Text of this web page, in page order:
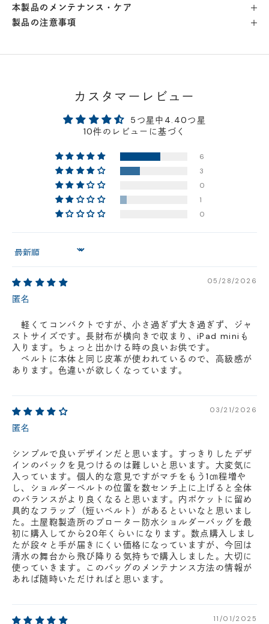
横浜店- 在庫 -
軽井澤工房店- 在庫 -△
- 在庫 - △
- 在庫 -△
- 在庫 -△
- 在庫 -△
福岡店- 在庫 -×
店舗に在庫がある場合、お支払金額が合計300,000
円(税込)以下の場合、代引きでのご配送も可能です。
新製品については販売開始日より取扱いとなります。
※在庫ありの表示の際にも売り切れや他のお客様の取り置きの場合がご
ざいます。
※在庫状況は随時変動しているため、ご来店時に売り切れの場合がござ
います。
※新製品については、在庫表示が発売開始日までに変動する場合がござ
合わせください。
本製品のメンテナンス・ケア
製品の注意事項
カスタマーレビュー
5つ星中4.40つ星
10件のレビューに基づく
6
3
0
1
0
Sort by
05/28/2026
匿名
軽くてコンパクトですが、小さ過ぎず大き過ぎず、ジャ
ストサイズです。長財布が横向きで収まり、iPad miniも
入ります。ちょっと出かける時の良いお供です。
ベルトに本体と同じ皮革が使われているので、高級感が
あります。色違いが欲しくなっています。
03/21/2026
匿名
シンプルで良いデザインだと思います。すっきりしたデザ
インのバックを見つけるのは難しいと思います。大変気に
入っています。個人的な意見ですがマチをもう1㎝程増や
し、ショルダーベルトの位置を数センチ上に上げると全体
のバランスがより良くなると思います。内ポケットに留め
具的なフラップ（短いベルト）があるといいなと思いまし
た。土屋鞄製造所のプローター防水ショルダーバッグを最
初に購入してから20年くらいになります。数点購入しまし
たが段々と手が届きにくい価格になっていますが、今回は
清水の舞台から飛び降りる気持ちで購入しました。大切に
使っていきます。このバッグのメンテナンス方法の情報が
あれば随時いただければと思います。
11/01/2025